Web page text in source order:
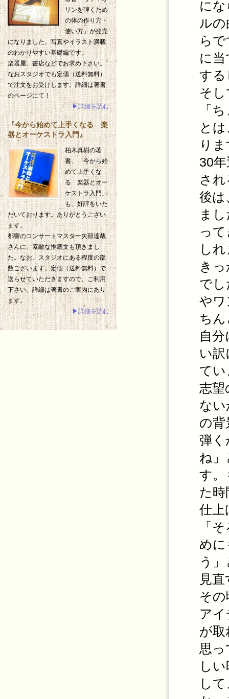
に
ル
ら
に
する
そ
「
と
り
30
さ
後は
ま
っ
し
き
でし
やワ
ち
自
い
てい
志望
ない
の
弾く
ね
す。
た
仕上
「
め
う
見
そ
ア
が
思っ
し
し
リンを弾くため
の体の作り方・
使い方」が発売
になりました。写真やイラスト満載
のわかりやすい基礎編です。
楽器屋、書店などでお求め下さい。
なおスタジオでも定価（送料無料）
で注文をお受けします。詳細は著書
のページにて！
▶詳細を読む
『今から始めて上手くなる 楽
器とオーケストラ入門』
柏木真樹の著
書、「今から始
めて上手くな
る 楽器とオー
ケストラ入門」
も、好評をいた
だいております。ありがとうござい
ます。
都響のコンサートマスター矢部達哉
さんに、素敵な推薦文も頂きまし
た。なお、スタジオにある程度の部
数ございます。定価（送料無料）で
送らせていただきますので、ご利用
下さい。詳細は著書のご案内にあり
ます。
▶詳細を読む